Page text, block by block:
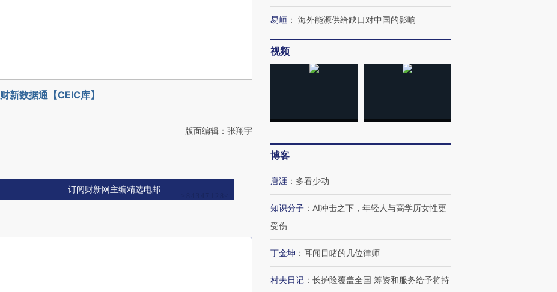
财新数据通【CEIC库】
版面编辑：张翔宇
订阅财新网主编精选电邮
易峘 ： 海外能源供给缺口对中国的影响
视频
博客
唐涯 ： 多看少动
知识分子 ： AI冲击之下，年轻人与高学历女性更
受伤
丁金坤 ： 耳闻目睹的几位律师
村夫日记 ： 长护险覆盖全国 筹资和服务给予将持